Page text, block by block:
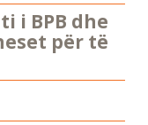
i BPB dhe
për të